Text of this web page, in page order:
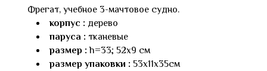
Фрегат, учебное 3-мачтовое судно.
корпус : дерево
паруса : тканевые
размер :h=33; 52х9 см
размер упаковки : 53х11х35см